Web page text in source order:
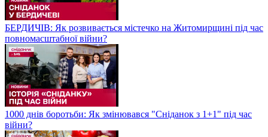
БЕРДИЧІВ: Як розвивається містечко на Житомирщині під час
повномасштабної війни?
1000 днів боротьби: Як змінювався "Сніданок з 1+1" під час
війни?